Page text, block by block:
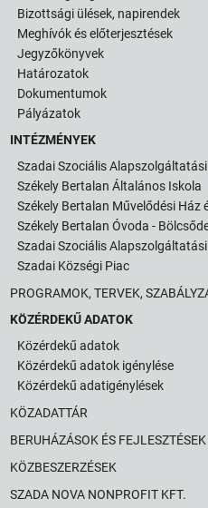
Bizottsági ülések, napirendek
Meghívók és előterjesztések
Jegyzőkönyvek
Határozatok
Dokumentumok
Pályázatok
INTÉZMÉNYEK
Szadai Szociális
Székely Bertalan Általános Iskola
Székely Bertalan Művelődési Ház
Székely Bertalan Óvoda -
Szadai Szociális
Szadai Községi Piac
PROGRAMOK, TERVEK,
KÖZÉRDEKŰ ADATOK
Közérdekű adatok
Közérdekű adatok igénylése
Közérdekű adatigénylések
KÖZADATTÁR
BERUHÁZÁSOK ÉS FEJLESZTÉSEK
KÖZBESZERZÉSEK
SZADA NOVA NONPROFIT KFT.